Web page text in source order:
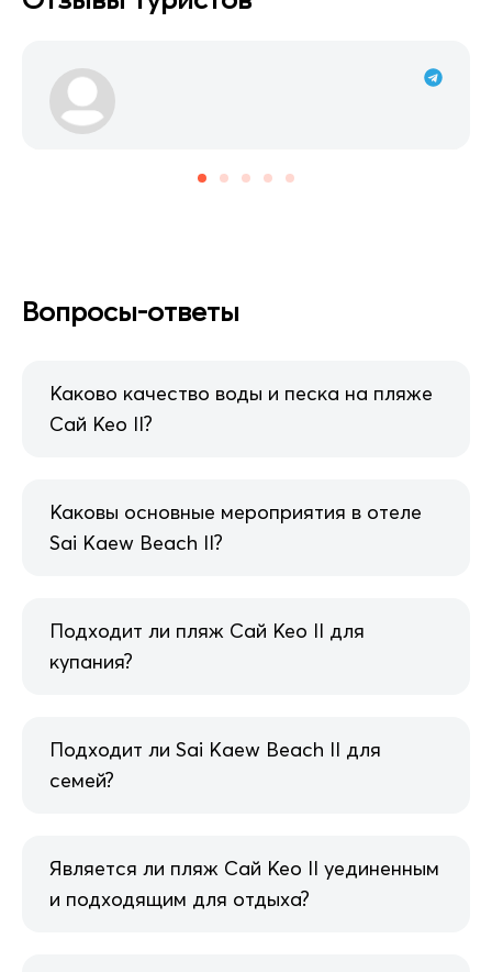
Вопросы-ответы
Каково качество воды и песка на пляже
Сай Кео II?
Каковы основные мероприятия в отеле
Sai Kaew Beach II?
Подходит ли пляж Сай Кео II для
купания?
Подходит ли Sai Kaew Beach II для
семей?
Является ли пляж Сай Кео II уединенным
и подходящим для отдыха?